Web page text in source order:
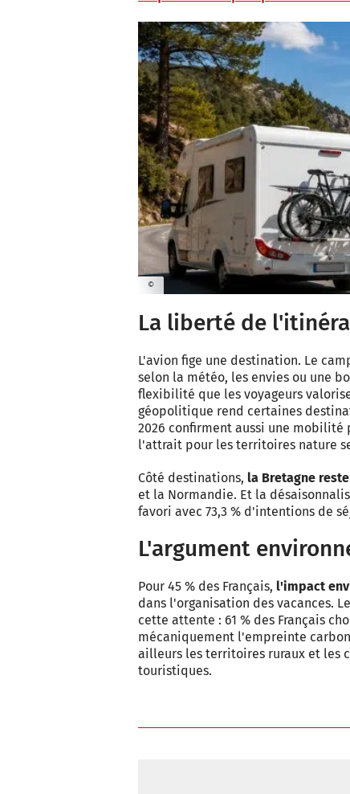
©
La liberté de
L'avion fige une destination. Le
selon la météo, les envies ou une
flexibilité que les voyageurs
géopolitique rend certaines
2026 confirment aussi une
l'attrait pour les territoires nature
Côté destinations, la Bretagne
et la Normandie. Et la
favori avec 73,3 % d'intentions de
L'argument
Pour 45 % des Français, l'impact
dans l'organisation des vacances.
cette attente : 61 % des Français
mécaniquement l'empreinte
ailleurs les territoires ruraux et les
touristiques.